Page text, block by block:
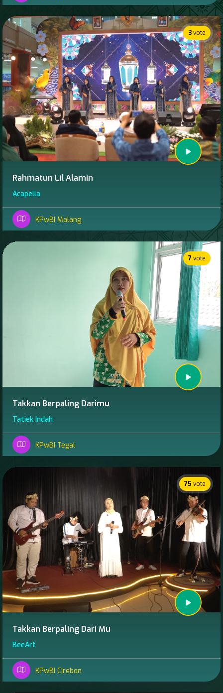
3vote
Rahmatun Lil Alamin
Acapella
KPwBI Malang
7 vote
Takkan Berpaling Darimu
Tatiek Indah
KPwBI Tegal
75 vote
Takkan Berpaling Dari Mu
BeeArt
KPwBI Cirebon